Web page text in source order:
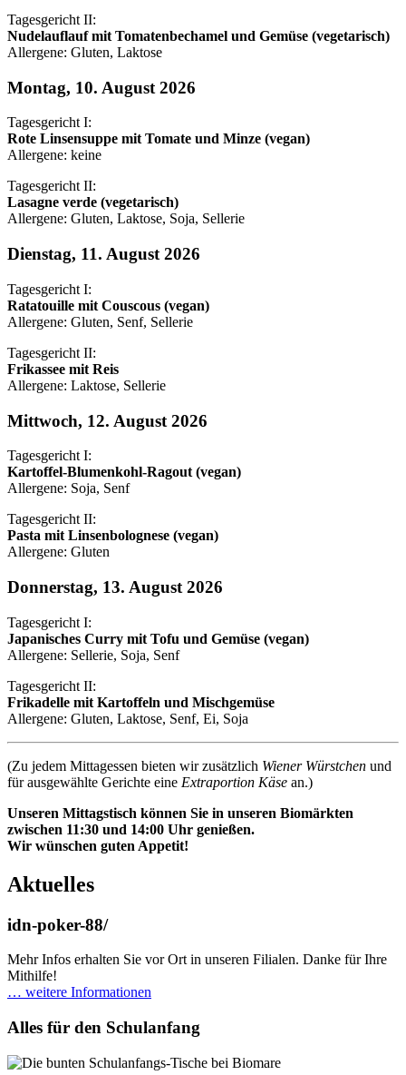
Tagesgericht II:
Nudelauflauf mit Tomatenbechamel und Gemüse (vegetarisch)
Allergene: Gluten, Laktose
Montag, 10. August 2026
Tagesgericht I:
Rote Linsensuppe mit Tomate und Minze (vegan)
Allergene: keine
Tagesgericht II:
Lasagne verde (vegetarisch)
Allergene: Gluten, Laktose, Soja, Sellerie
Dienstag, 11. August 2026
Tagesgericht I:
Ratatouille mit Couscous (vegan)
Allergene: Gluten, Senf, Sellerie
Tagesgericht II:
Frikassee mit Reis
Allergene: Laktose, Sellerie
Mittwoch, 12. August 2026
Tagesgericht I:
Kartoffel-Blumenkohl-Ragout (vegan)
Allergene: Soja, Senf
Tagesgericht II:
Pasta mit Linsenbolognese (vegan)
Allergene: Gluten
Donnerstag, 13. August 2026
Tagesgericht I:
Japanisches Curry mit Tofu und Gemüse (vegan)
Allergene: Sellerie, Soja, Senf
Tagesgericht II:
Frikadelle mit Kartoffeln und Mischgemüse
Allergene: Gluten, Laktose, Senf, Ei, Soja
(Zu jedem Mittagessen bieten wir zusätzlich Wiener Würstchen und
für ausgewählte Gerichte eine Extraportion Käse an.)
Unseren Mittagstisch können Sie in unseren Biomärkten
zwischen 11:30 und 14:00 Uhr genießen.
Wir wünschen guten Appetit!
Aktuelles
idn-poker-88/
Mehr Infos erhalten Sie vor Ort in unseren Filialen. Danke für Ihre
Mithilfe!
… weitere Informationen
Alles für den Schulanfang